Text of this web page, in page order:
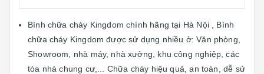
Bình chữa cháy Kingdom chính hãng tại Hà Nội , Bình
chữa cháy Kingdom được sử dụng nhiều ở: Văn phòng,
Showroom, nhà máy, nhà xưởng, khu công nghiệp, các
tòa nhà chung cư,... Chữa cháy hiệu quả, an toàn, dễ sử